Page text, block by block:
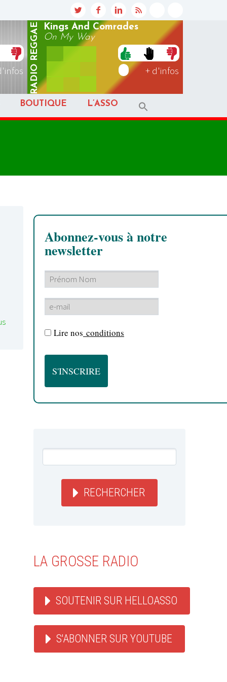
RADIO
REGGAE
Kings And Comrades
On My Way
+ d'infos
BOUTIQUE L’ASSO
Abonnez-vous à notre
newsletter
Lire nos conditions
RECHERCHER
LA GROSSE RADIO
SOUTENIR SUR HELLOASSO
S'ABONNER SUR YOUTUBE